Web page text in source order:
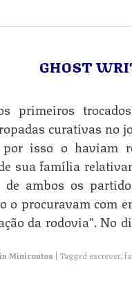
GHOST
primeiros
curativas no
isso o haviam
sua família
ambos os
o procuravam com
da rodovia”. No
Minicontos | Tagged escrever,